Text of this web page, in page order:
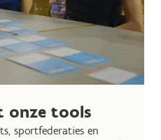
onze tools
sportfederaties en